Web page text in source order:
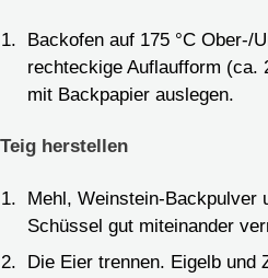
Backofen auf 175 °C Ober-/
rechteckige Auflaufform (ca.
mit Backpapier auslegen.
Teig herstellen
Mehl, Weinstein-Backpulver
Schüssel gut miteinander
Die Eier trennen. Eigelb und